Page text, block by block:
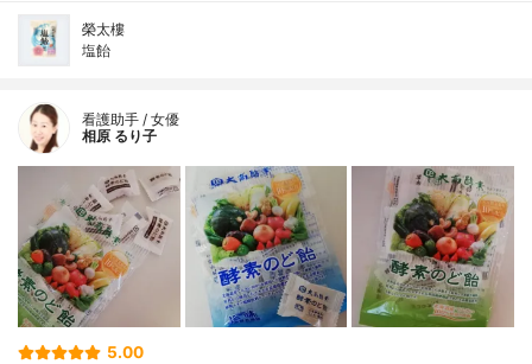
榮太樓
塩飴
看護助手 / 女優
相原 るり子
5.00